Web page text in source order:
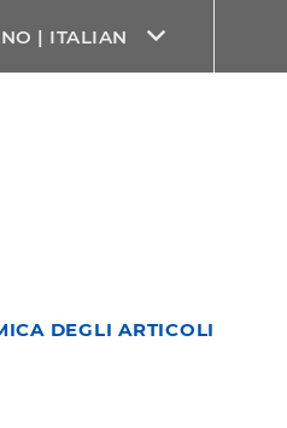
| ITALIAN
DEGLI ARTICOLI